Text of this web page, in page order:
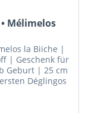
Mélimelos
la Biiche |
| Geschenk für
Geburt | 25 cm
Déglingos